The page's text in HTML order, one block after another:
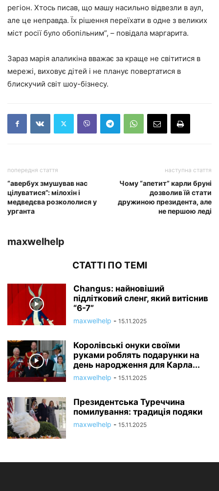
регіон. Хтось писав, що машу насильно відвезли в аул,
але це неправда. Їх рішення переїхати в одне з великих
міст росії було обопільним”, – повідала маргарита.
Зараз марія алаликіна вважає за краще не світитися в
мережі, виховує дітей і не планує повертатися в
блискучий світ шоу-бізнесу.
попередня стаття
“авербух змушував нас
цілуватися”: мілохін і
медведєва розкололися у
урганта
наступна стаття
Чому “апетит” карли бруні
дозволив їй стати
дружиною президента, але
не першою леді
maxwelhelp
СТАТТІ ПО ТЕМІ
Changus: найновіший
підлітковий сленг, який витіснив
“6-7”
maxwelhelp - 15.11.2025
Королівські онуки своїми
руками роблять подарунки на
день народження для Карла...
maxwelhelp - 15.11.2025
Президентська Туреччина
помилування: традиція подяки
maxwelhelp - 15.11.2025